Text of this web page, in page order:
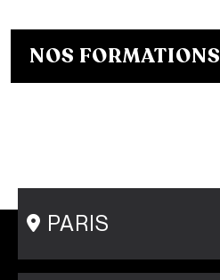
NOS FORMATIONS
Bachelor Designer de mode
PARIS
15 rue Gambey - 75011